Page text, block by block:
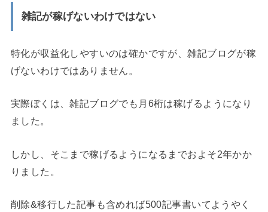
雑記が稼げないわけではない
特化が収益化しやすいのは確かですが、雑記ブログが稼
げないわけではありません。
実際ぼくは、雑記ブログでも月6桁は稼げるようになり
ました。
しかし、そこまで稼げるようになるまでおよそ2年かか
りました。
削除&移行した記事も含めれば500記事書いてようやく